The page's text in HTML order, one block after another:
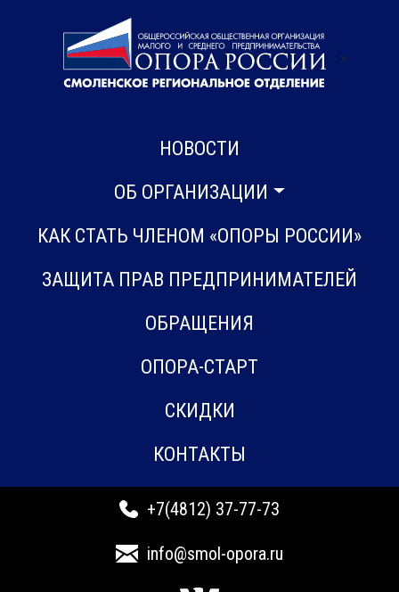
+7(4812) 37-77-73
info@smol-opora.ru
>
НОВОСТИ
ОБ ОРГАНИЗАЦИИ
КАК СТАТЬ ЧЛЕНОМ «ОПОРЫ РОССИИ»
ЗАЩИТА ПРАВ ПРЕДПРИНИМАТЕЛЕЙ
ОБРАЩЕНИЯ
ОПОРА-СТАРТ
СКИДКИ
КОНТАКТЫ